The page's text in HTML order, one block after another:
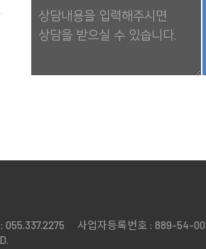
055.337.2275
사업자등록번호 : 889-54-